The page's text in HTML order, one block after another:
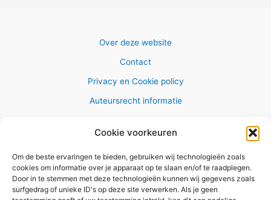
Cookie voorkeuren
Om de beste ervaringen te bieden, gebruiken wij technologieën zoals
cookies om informatie over je apparaat op te slaan en/of te raadplegen.
Door in te stemmen met deze technologieën kunnen wij gegevens zoals
surfgedrag of unieke ID's op deze site verwerken. Als je geen
Over deze website
Contact
Privacy en Cookie policy
Auteursrecht informatie
Copyright © 2026 AlleWandelRoutes.nl